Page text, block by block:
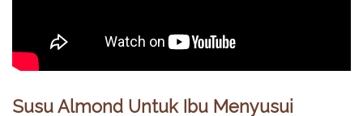
Susu Almond Untuk Ibu Menyusui